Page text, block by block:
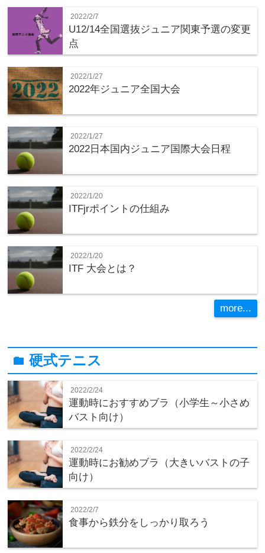
2022/2/7
U12/14全国選抜ジュニア関東予選の変更
点
2022/1/27
2022年ジュニア全国大会
2022/1/27
2022日本国内ジュニア国際大会日程
2022/1/20
ITFjrポイントの仕組み
2022/1/20
ITF 大会とは？
more...
folder硬式テニス
2022/2/24
運動時におすすめブラ（小学生～小さめ
バスト向け）
2022/2/24
運動時にお勧めブラ（大きいバストの子
向け）
2022/2/7
食事から鉄分をしっかり取ろう